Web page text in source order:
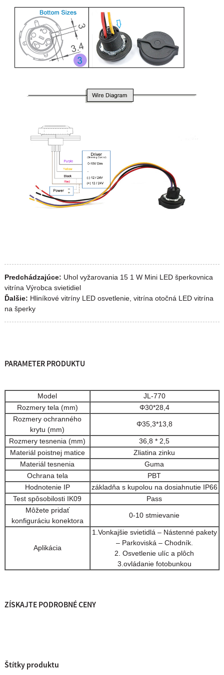
Predchádzajúce: Uhol vyžarovania 15 1 W Mini LED šperkovnica
vitrína Výrobca svietidiel
Ďalšie: Hliníkové vitríny LED osvetlenie, vitrína otočná LED vitrína
na šperky
PARAMETER PRODUKTU
Model
JL-770
Rozmery tela (mm)
Φ30*28,4
Rozmery ochranného
krytu (mm)
Φ35,3*13,8
Rozmery tesnenia (mm)
36,8 * 2,5
Materiál poistnej matice
Zliatina zinku
Materiál tesnenia
Guma
Ochrana tela
PBT
Hodnotenie IP
základňa s kupolou na dosiahnutie IP66
Test spôsobilosti IK09
Pass
Môžete pridať
konfiguráciu konektora
0-10 stmievanie
Aplikácia
1.Vonkajšie svietidlá – Nástenné pakety
– Parkoviská – Chodník.
2. Osvetlenie ulíc a plôch
3.ovládanie fotobunkou
ZÍSKAJTE PODROBNÉ CENY
Štítky produktu